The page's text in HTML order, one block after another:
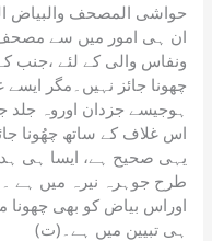
ان ہی امور میں سے
ونفاس والی کے لئے ،جنب
چھونا جائز نہیں۔مگر
ہوجیسے جزدان اوروہ
اس غلاف کے ساتھ چھُونا
یہی صحیح ہے، ایسا ہی
طرح جوہرہ نیرہ میں ہے
اوراس بیاض کو بھی چھونا
ہی تبیین میں ہے۔(ت)